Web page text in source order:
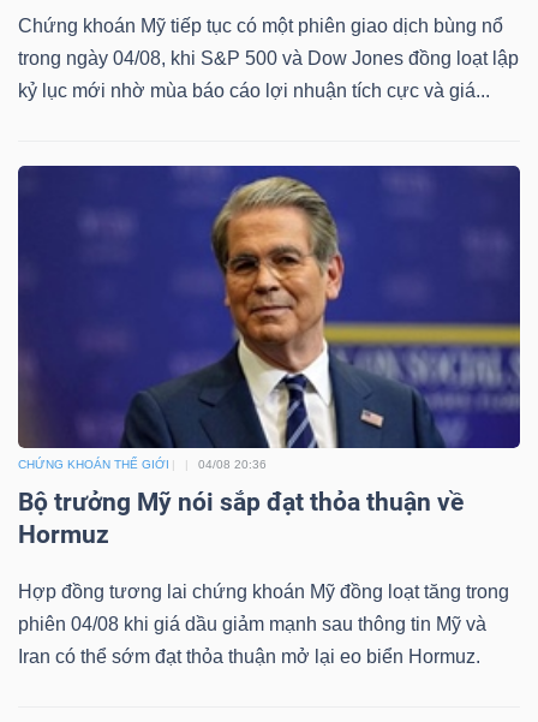
Chứng khoán Mỹ tiếp tục có một phiên giao dịch bùng nổ
trong ngày 04/08, khi S&P 500 và Dow Jones đồng loạt lập
kỷ lục mới nhờ mùa báo cáo lợi nhuận tích cực và giá...
CHỨNG KHOÁN THẾ GIỚI 04/08 20:36
Bộ trưởng Mỹ nói sắp đạt thỏa thuận về
Hormuz
Hợp đồng tương lai chứng khoán Mỹ đồng loạt tăng trong
phiên 04/08 khi giá dầu giảm mạnh sau thông tin Mỹ và
Iran có thể sớm đạt thỏa thuận mở lại eo biển Hormuz.